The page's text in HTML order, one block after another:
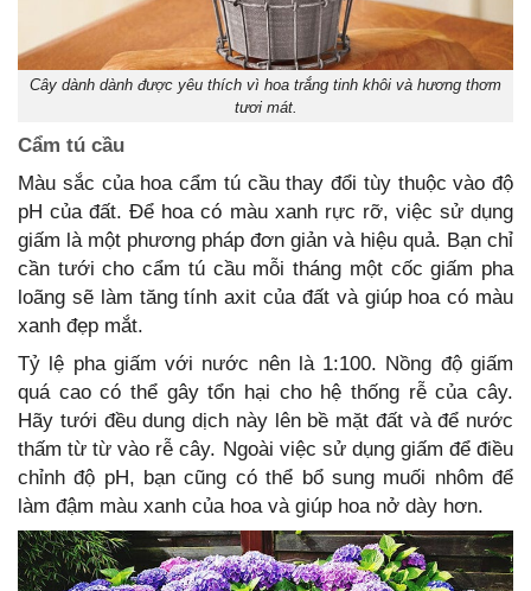
Cây dành dành được yêu thích vì hoa trắng tinh khôi và hương thơm
tươi mát.
Cẩm tú cầu
Màu sắc của hoa cẩm tú cầu thay đổi tùy thuộc vào độ
pH của đất. Để hoa có màu xanh rực rỡ, việc sử dụng
giấm là một phương pháp đơn giản và hiệu quả. Bạn chỉ
cần tưới cho cẩm tú cầu mỗi tháng một cốc giấm pha
loãng sẽ làm tăng tính axit của đất và giúp hoa có màu
xanh đẹp mắt.
Tỷ lệ pha giấm với nước nên là 1:100. Nồng độ giấm
quá cao có thể gây tổn hại cho hệ thống rễ của cây.
Hãy tưới đều dung dịch này lên bề mặt đất và để nước
thấm từ từ vào rễ cây. Ngoài việc sử dụng giấm để điều
chỉnh độ pH, bạn cũng có thể bổ sung muối nhôm để
làm đậm màu xanh của hoa và giúp hoa nở dày hơn.